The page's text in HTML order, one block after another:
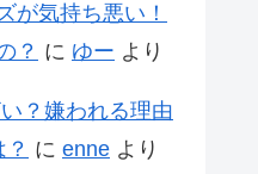
が気持ち悪い！
？ に ゆー より
？嫌われる理由
に enne より